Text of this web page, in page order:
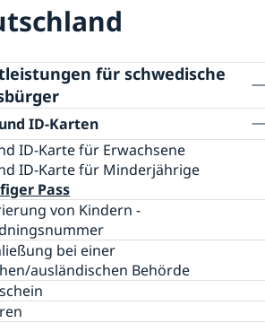
für schwedische
ID-Karten
ID-Karte für Erwachsene
ID-Karte für Minderjährige
Pass
von Kindern -
bei einer
ausländischen Behörde